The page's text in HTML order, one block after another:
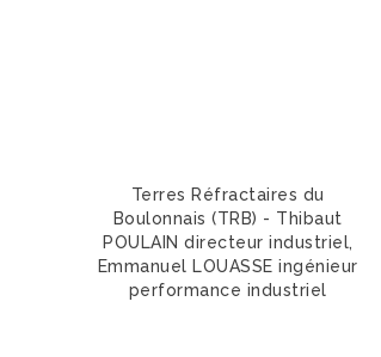
Terres Réfractaires du
Boulonnais (TRB) - Thibaut
POULAIN directeur industriel,
Emmanuel LOUASSE ingénieur
performance industriel